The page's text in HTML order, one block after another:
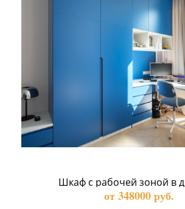
Шкаф с рабочей зоной в
от 348000 руб.